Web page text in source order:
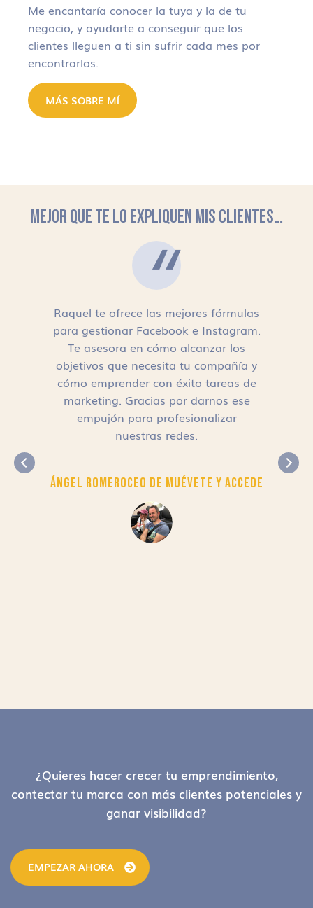
Me encantaría conocer la tuya y la de tu
negocio, y ayudarte a conseguir que los
clientes lleguen a ti sin sufrir cada mes por
encontrarlos.
MÁS SOBRE MÍ
MEJOR QUE TE LO EXPLIQUEN MIS CLIENTES…
Raquel te ofrece las mejores fórmulas
para gestionar Facebook e Instagram.
Te asesora en cómo alcanzar los
objetivos que necesita tu compañía y
cómo emprender con éxito tareas de
marketing. Gracias por darnos ese
empujón para profesionalizar
nuestras redes.
Ángel RomeroCEO de Muévete y Accede
Footer¿Quieres hacer crecer tu emprendimiento,
contectar tu marca con más clientes potenciales y
ganar visibilidad?
EMPEZAR AHORA